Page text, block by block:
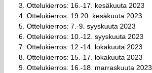
3. Ottelukierros: 16.-17. kesäkuuta 2023
4. Ottelukierros: 19.20. kesäkuuta 2023
5. Ottelukierros: 7.-9. syyskuuta 2023
6. Ottelukierros: 10.-12. syyskuuta 2023
7. Ottelukierros: 12.-14. lokakuuta 2023
8. Ottelukierros: 15.-17. lokakuuta 2023
9. Ottelukierros: 16.-18. marraskuuta 2023